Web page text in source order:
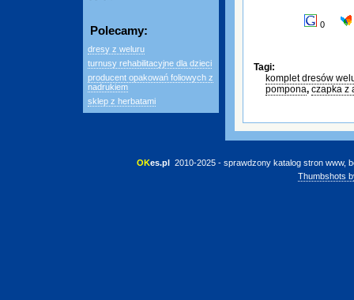
Polecamy:
dresy z weluru
turnusy rehabilitacyjne dla dzieci
producent opakowań foliowych z
nadrukiem
sklep z herbatami
0
Tagi:
komplet dresów
pompona, czapka z
OKes.pl 2010-2025 - sprawdzony katalog stron www,
Thumbshots